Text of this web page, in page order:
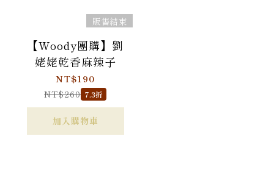
販售結束
【Woody團購】劉
姥姥乾香麻辣子
NT$190
NT$260 7.3折
加入購物車